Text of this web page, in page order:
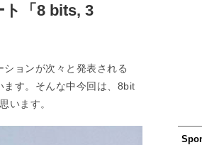
「8 bits, 3
ョンが次々と発表される
ます。そんな中今回は、8bit
います。